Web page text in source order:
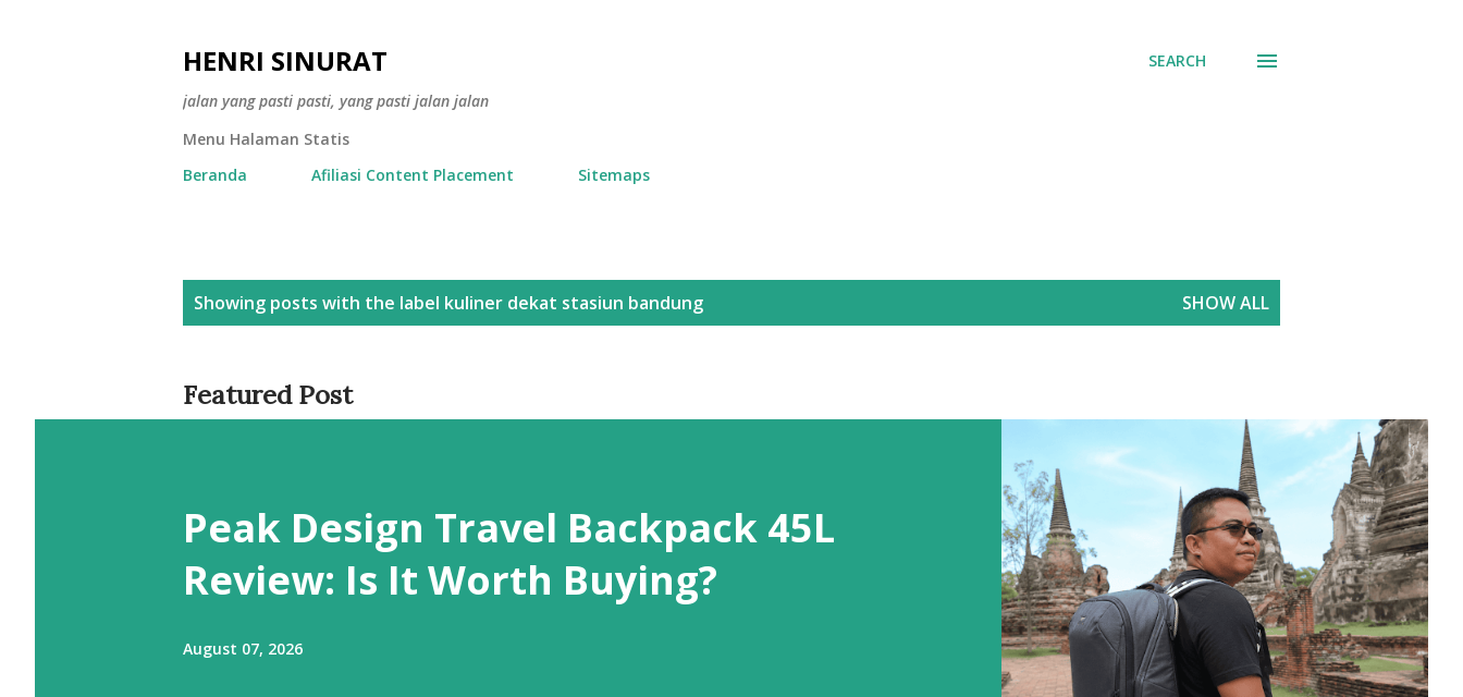
HENRI SINURAT
jalan yang pasti pasti, yang pasti jalan jalan
SEARCH
Menu Halaman Statis
Beranda
Afiliasi Content Placement Sitemaps
t
Showing posts with the label kuliner dekat stasiun bandung SHOW ALL
Featured Post
Peak Design Travel Backpack 45L
Review: Is It Worth Buying?
August 07, 2026